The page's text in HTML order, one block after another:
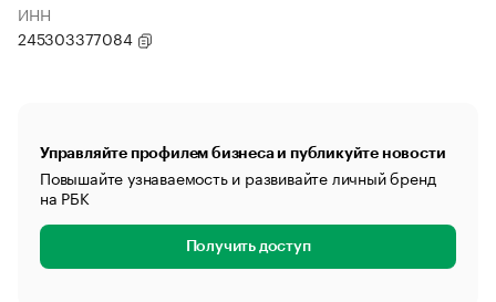
ИНН
245303377084
Управляйте профилем бизнеса и публикуйте новости
Повышайте узнаваемость и развивайте личный бренд
на РБК
Получить доступ